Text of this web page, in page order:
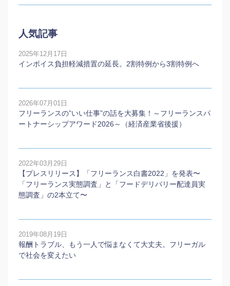
人気記事
2025年12月17日
インボイス負担軽減措置の延長。2割特例から3割特例へ
2026年07月01日
フリーランスの”いい仕事”の話を大募集！～フリーランスパ
ートナーシップアワード2026～（経済産業省後援）
2022年03月29日
【プレスリリース】「フリーランス白書2022」を発表〜
「フリーランス実態調査」と「フードデリバリー配達員実
態調査」の2本⽴て〜
2019年08月19日
報酬トラブル、もう一人で悩まなくて大丈夫。フリーガル
で社会を変えたい